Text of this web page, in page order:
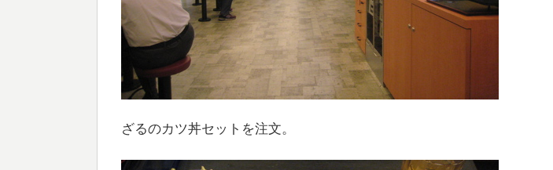
ざるのカツ丼セットを注文。